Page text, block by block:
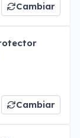
Cambiar
Cambiar